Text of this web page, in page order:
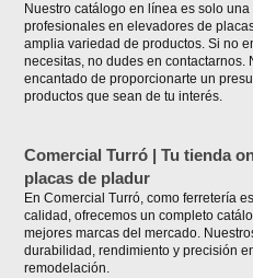
Nuestro catálogo en línea es solo
profesionales en elevadores de
amplia variedad de productos. Si no
necesitas, no dudes en
encantado de proporcionarte un
productos que sean de tu interés.
Comercial Turró | Tu tienda
placas de pladur
En Comercial Turró, como ferretería
calidad, ofrecemos un completo
mejores marcas del mercado.
durabilidad, rendimiento y precisión
remodelación.